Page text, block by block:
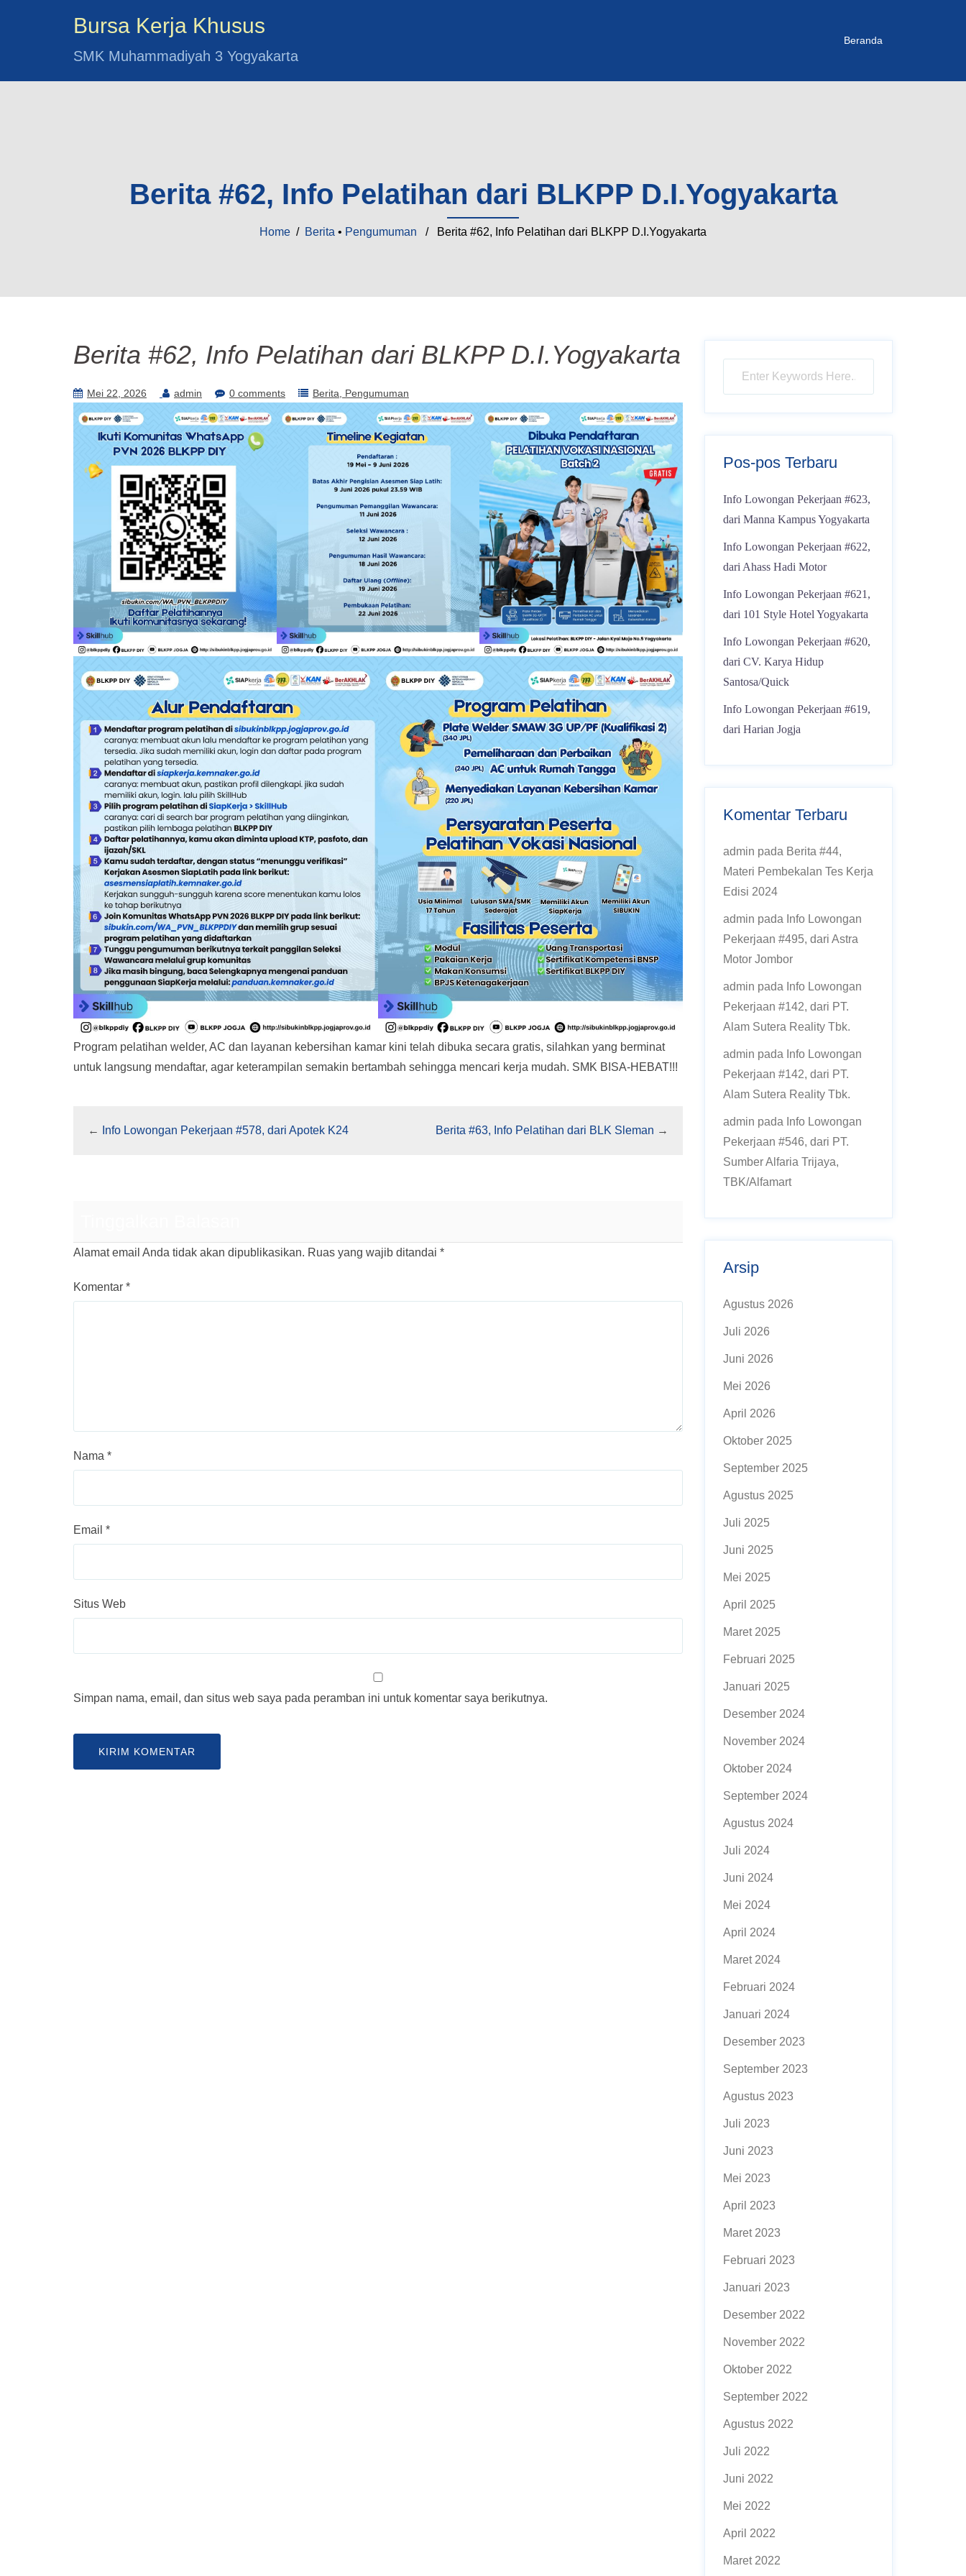
Bursa Kerja Khusus
SMK Muhammadiyah 3 Yogyakarta
Beranda
Berita #62, Info Pelatihan dari BLKPP D.I.Yogyakarta
Home / Berita • Pengumuman / Berita #62, Info Pelatihan dari BLKPP D.I.Yogyakarta
Berita #62, Info Pelatihan dari BLKPP D.I.Yogyakarta
Mei 22, 2026 admin 0 comments Berita Pengumuman
Program pelatihan welder, AC dan layanan kebersihan kamar kini telah dibuka secara gratis, silahkan yang berminat
untuk langsung mendaftar, agar keterampilan semakin bertambah sehingga mencari kerja mudah. SMK BISA-HEBAT!!!
← Info Lowongan Pekerjaan #578, dari Apotek K24 Berita #63, Info Pelatihan dari BLK Sleman →
Alamat email Anda tidak akan dipublikasikan. Ruas yang wajib ditandai *
Komentar *
Nama *
Email *
Situs Web
Simpan nama, email, dan situs web saya pada peramban ini untuk komentar saya berikutnya.
Pos-pos Terbaru
Info Lowongan Pekerjaan #623,
dari Manna Kampus Yogyakarta
Info Lowongan Pekerjaan #622,
dari Ahass Hadi Motor
Info Lowongan Pekerjaan #621,
dari 101 Style Hotel Yogyakarta
Info Lowongan Pekerjaan #620,
dari CV. Karya Hidup
Santosa/Quick
Info Lowongan Pekerjaan #619,
dari Harian Jogja
Komentar Terbaru
admin pada Berita #44,
Materi Pembekalan Tes Kerja
Edisi 2024
admin pada Info Lowongan
Pekerjaan #495, dari Astra
Motor Jombor
admin pada Info Lowongan
Pekerjaan #142, dari PT.
Alam Sutera Reality Tbk.
admin pada Info Lowongan
Pekerjaan #142, dari PT.
Alam Sutera Reality Tbk.
admin pada Info Lowongan
Pekerjaan #546, dari PT.
Sumber Alfaria Trijaya,
TBK/Alfamart
Arsip
Agustus 2026
Juli 2026
Juni 2026
Mei 2026
April 2026
Oktober 2025
September 2025
Agustus 2025
Juli 2025
Juni 2025
Mei 2025
April 2025
Maret 2025
Februari 2025
Januari 2025
Desember 2024
November 2024
Oktober 2024
September 2024
Agustus 2024
Juli 2024
Juni 2024
Mei 2024
April 2024
Maret 2024
Februari 2024
Januari 2024
Desember 2023
September 2023
Agustus 2023
Juli 2023
Juni 2023
Mei 2023
April 2023
Maret 2023
Februari 2023
Januari 2023
Desember 2022
November 2022
Oktober 2022
September 2022
Agustus 2022
Juli 2022
Juni 2022
Mei 2022
April 2022
Maret 2022